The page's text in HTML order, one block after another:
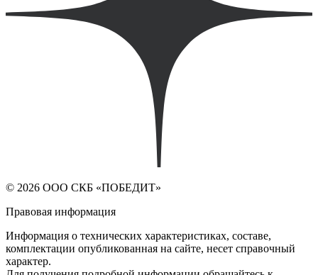
© 2026 ООО СКБ «ПОБЕДИТ»
Правовая информация
Информация о технических характеристиках, составе,
комплектации опубликованная на сайте, несет справочный
характер.